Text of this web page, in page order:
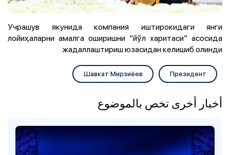
Учрашув якунида компания иштирокидаги янги
лойиҳаларни амалга оширишни “йўл харитаси” асосида
жадаллаштириш юзасидан келишиб олинди.
Президент
Шавкат Мирзиёев
أخبار أخرى تخص بالموضوع